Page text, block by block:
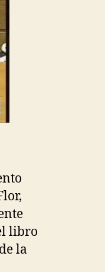
libro
la